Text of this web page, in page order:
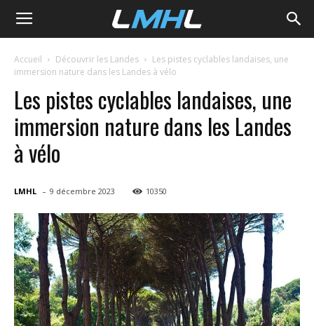
LMHL
Accueil Découvrir les Landes
Les pistes cyclables landaises, une
immersion nature dans les Landes à vélo
Les pistes cyclables landaises, une
immersion nature dans les Landes
à vélo
LMHL - 9 décembre 2023 10350